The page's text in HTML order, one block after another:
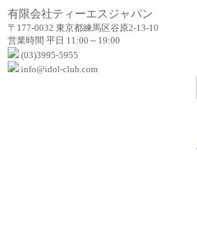
有限会社ティーエスジャパン
〒177-0032 東京都練馬区谷原2-13-10
営業時間 平日 11:00～19:00
(03)3995-5955
info@idol-club.com